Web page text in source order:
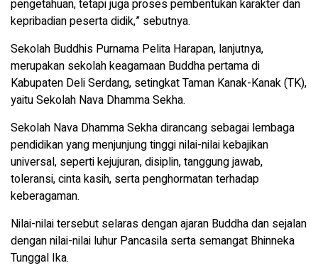
pengetahuan, tetapi juga proses pembentukan karakter dan
kepribadian peserta didik,” sebutnya.
Sekolah Buddhis Purnama Pelita Harapan, lanjutnya,
merupakan sekolah keagamaan Buddha pertama di
Kabupaten Deli Serdang, setingkat Taman Kanak-Kanak (TK),
yaitu Sekolah Nava Dhamma Sekha.
Sekolah Nava Dhamma Sekha dirancang sebagai lembaga
pendidikan yang menjunjung tinggi nilai-nilai kebajikan
universal, seperti kejujuran, disiplin, tanggung jawab,
toleransi, cinta kasih, serta penghormatan terhadap
keberagaman.
Nilai-nilai tersebut selaras dengan ajaran Buddha dan sejalan
dengan nilai-nilai luhur Pancasila serta semangat Bhinneka
Tunggal Ika.